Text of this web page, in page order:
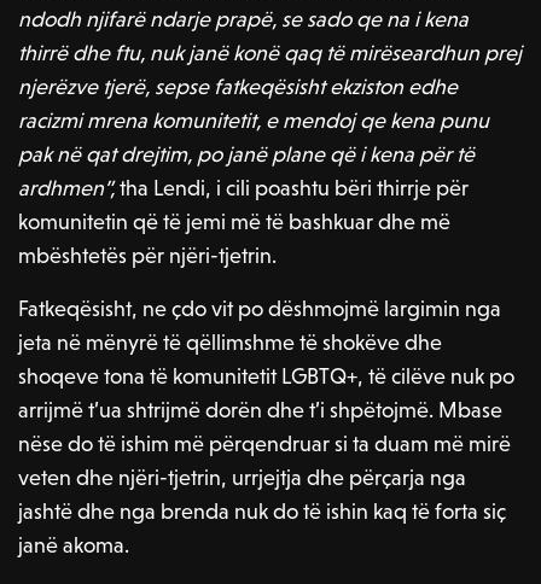
ndodh njifarë ndarje prapë, se sado qe na i kena
thirrë dhe ftu, nuk janë konë qaq të mirëseardhun prej
njerëzve tjerë, sepse fatkeqësisht ekziston edhe
racizmi mrena komunitetit, e mendoj qe kena punu
pak në qat drejtim, po janë plane që i kena për të
ardhmen”,tha Lendi, i cili poashtu bëri thirrje për
komunitetin që të jemi më të bashkuar dhe më
mbështetës për njëri-tjetrin.
Fatkeqësisht, ne çdo vit po dëshmojmë largimin nga
jeta në mënyrë të qëllimshme të shokëve dhe
shoqeve tona të komunitetit LGBTQ+, të cilëve nuk po
arrijmë t’ua shtrijmë dorën dhe t’i shpëtojmë. Mbase
nëse do të ishim më përqendruar si ta duam më mirë
veten dhe njëri-tjetrin, urrjejtja dhe përçarja nga
jashtë dhe nga brenda nuk do të ishin kaq të forta siç
janë akoma.